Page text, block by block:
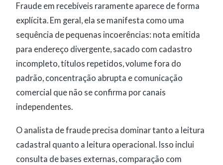
Fraude em recebíveis raramente aparece de forma
explícita. Em geral, ela se manifesta como uma
sequência de pequenas incoerências: nota emitida
para endereço divergente, sacado com cadastro
incompleto, títulos repetidos, volume fora do
padrão, concentração abrupta e comunicação
comercial que não se confirma por canais
independentes.
O analista de fraude precisa dominar tanto a leitura
cadastral quanto a leitura operacional. Isso inclui
consulta de bases externas, comparação com